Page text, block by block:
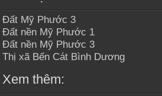
Đất Mỹ Phước 3
Đất nền Mỹ Phước 1
Đất nền Mỹ Phước 3
Thị xã Bến Cát Bình Dương
Xem thêm: